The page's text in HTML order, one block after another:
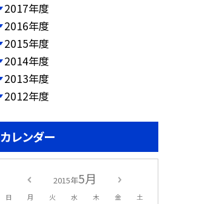
2017年度
2016年度
2015年度
2014年度
2013年度
2012年度
カレンダー
2015年5月
日 月 火 水 木 金 土